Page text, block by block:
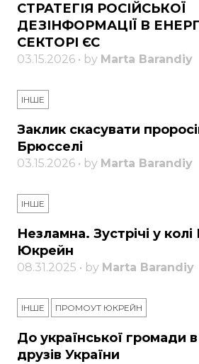
СТРАТЕГІЯ РОСІЙСЬКОЇ
ДЕЗІНФОРМАЦІЇ В
СЕКТОРІ ЄС
03.15.2026 • by Marta Barandiy
ІНШЕ
Заклик скасувати
Брюсселі
03.15.2026 • by Marta Barandiy
ІНШЕ
Незламна. Зустрічі у
Юкрейн
08.31.2025 • by Marta Barandiy
ІНШЕ ПРОМОУТ ЮКРЕЙН
До української громади в
друзів України